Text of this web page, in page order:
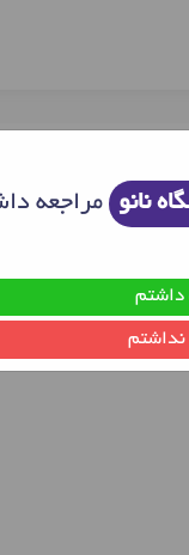
نانو مراجعه
داشتم
نداشتم